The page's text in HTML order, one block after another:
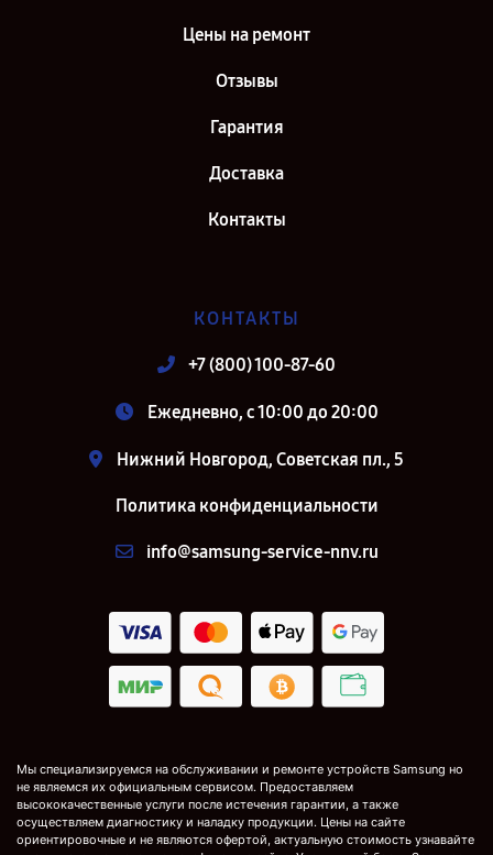
Цены на ремонт
Отзывы
Гарантия
Доставка
Контакты
КОНТАКТЫ
+7 (800) 100-87-60
Ежедневно, с 10:00 до 20:00
Нижний Новгород, Советская пл., 5
Политика конфиденциальности
info@samsung-service-nnv.ru
Мы специализируемся на обслуживании и ремонте устройств Samsung но
не являемся их официальным сервисом. Предоставляем
высококачественные услуги после истечения гарантии, а также
осуществляем диагностику и наладку продукции. Цены на сайте
ориентировочные и не являются офертой, актуальную стоимость узнавайте